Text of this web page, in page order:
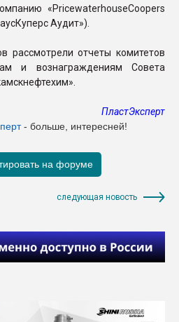
«PricewaterhouseCoopers
Аудит»).
рассмотрели отчеты комитетов
и вознаграждениям Совета
ПластЭксперт
- больше, интересней!
следующая новость